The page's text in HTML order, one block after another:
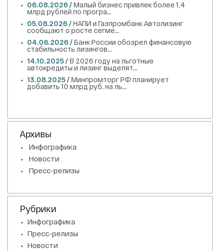
06.08.2026 /Малый бизнес привлек более 1,4
млрд рублей по програ...
05.08.2026 /НАПИ и Газпромбанк Автолизинг
сообщают о росте сегме...
04.06.2026 /Банк России обозрел финансовую
стабильность лизингов...
14.10.2025 /В 2026 году на льготные
автокредиты и лизинг выделят...
13.08.2025 /Минпромторг РФ планирует
добавить 10 млрд руб. на ль...
Архивы
Инфографика
Новости
Пресс-релизы
Рубрики
Инфографика
Пресс-релизы
Новости